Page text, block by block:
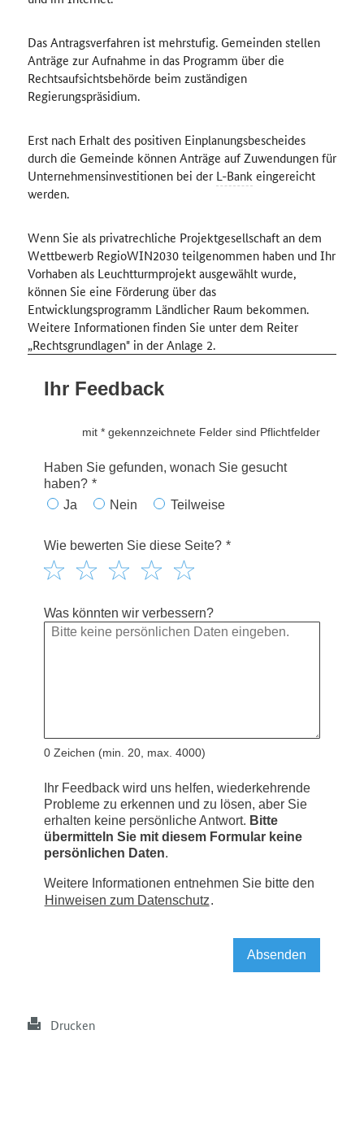
Das Antragsverfahren ist mehrstufig. Gemeinden stellen
Anträge zur Aufnahme in das Programm über die
Rechtsaufsichtsbehörde beim zuständigen
Regierungspräsidium.
Erst nach Erhalt des positiven Einplanungsbescheides
durch die Gemeinde können Anträge auf Zuwendungen für
Unternehmensinvestitionen bei der L-Bank eingereicht
werden.
Wenn Sie als privatrechliche Projektgesellschaft an dem
Wettbewerb RegioWIN2030 teilgenommen haben und Ihr
Vorhaben als Leuchtturmprojekt ausgewählt wurde,
können Sie eine Förderung über das
Entwicklungsprogramm Ländlicher Raum bekommen.
Weitere Informationen finden Sie unter dem Reiter
„Rechtsgrundlagen" in der Anlage 2.
Drucken